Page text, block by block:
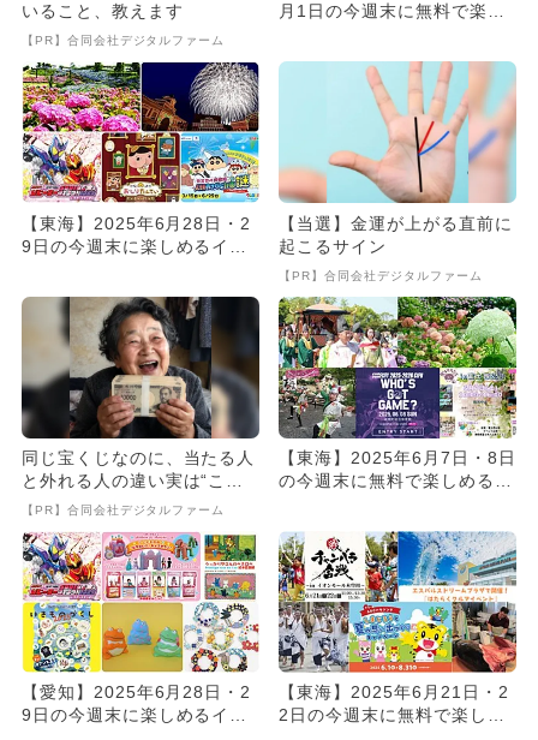
いること、教えます
【PR】合同会社デジタルファーム
月1日の今週末に無料で楽し
【東海】2025年6月28日・2
9日の今週末に楽しめるイベ
【当選】金運が上がる直前に
起こるサイン
【PR】合同会社デジタルファーム
同じ宝くじなのに、当たる人
と外れる人の違い実は“こ
こ”でした
【PR】合同会社デジタルファーム
【東海】2025年6月7日・8日
の今週末に無料で楽しめるイ
【愛知】2025年6月28日・2
9日の今週末に楽しめるイベ
【東海】2025年6月21日・2
2日の今週末に無料で楽しめ